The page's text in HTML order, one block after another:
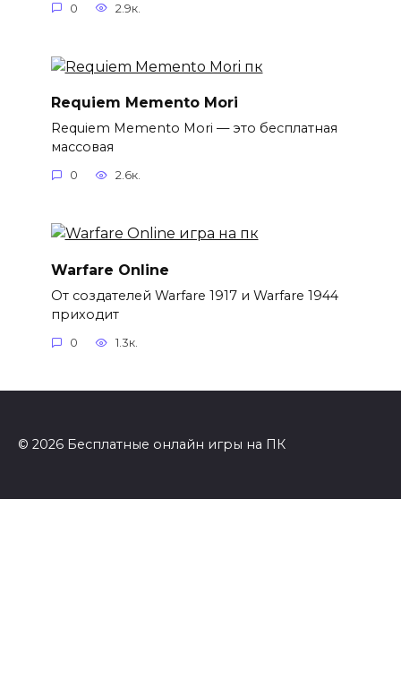
0 2.9к.
Requiem Memento Mori
Requiem Memento Mori — это бесплатная
массовая
0 2.6к.
Warfare Online
От создателей Warfare 1917 и Warfare 1944
приходит
0 1.3к.
© 2026 Бесплатные онлайн игры на ПК